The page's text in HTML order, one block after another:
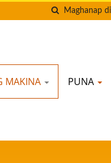
MAKINA PUNA